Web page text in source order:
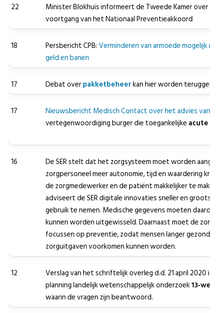
22
Minister Blokhuis informeert de Tweede Kamer over
voortgang van het Nationaal Preventieakkoord
18 Persbericht CPB:Verminderen van armoede mogelijk
geld en banen
17 Debat overpakketbeheerkan hier worden
17
Nieuwsbericht Medisch Contact over het advies van
vertegenwoordiging burger die toegankelijke acute
16
De SER stelt dat het zorgsysteem moet worden
zorgpersoneel meer autonomie, tijd en waardering
de zorgmedewerker en de patiënt makkelijker te
adviseert de SER digitale innovaties sneller en
gebruik te nemen. Medische gegevens moeten
kunnen worden uitgewisseld. Daarnaast moet de zorg
focussen op preventie, zodat mensen langer gezond
zorguitgaven voorkomen kunnen worden.
12
Verslag van het schriftelijk overleg d.d. 21 april 2020
planning landelijk wetenschappelijk onderzoek13-
waarin de vragen zijn beantwoord.